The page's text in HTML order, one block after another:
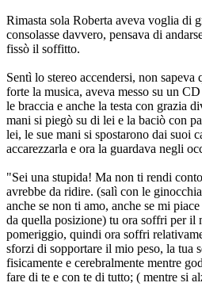
Rimasta sola Roberta aveva voglia di
consolasse davvero, pensava di
fissò il soffitto.
Sentì lo stereo accendersi, non
forte la musica, aveva messo su un
le braccia e anche la testa con grazia
mani si piegò su di lei e la baciò con
lei, le sue mani si spostarono dai suoi
accarezzarla e ora la guardava negli
"Sei una stupida! Ma non ti rendi
avrebbe da ridire. (salì con le
anche se non ti amo, anche se mi
da quella posizione) tu ora soffri per il
pomeriggio, quindi ora soffri
sforzi di sopportare il mio peso, la tua
fisicamente e cerebralmente mentre
fare di te e con te di tutto; ( mentre si